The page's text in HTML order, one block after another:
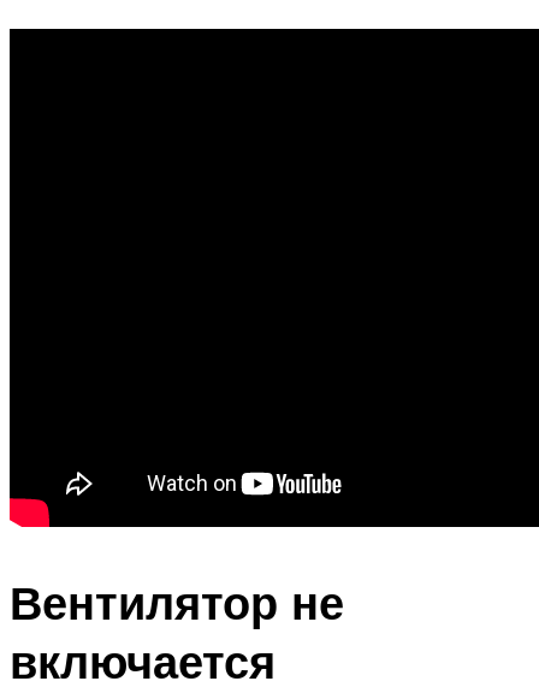
Вентилятор не
включается